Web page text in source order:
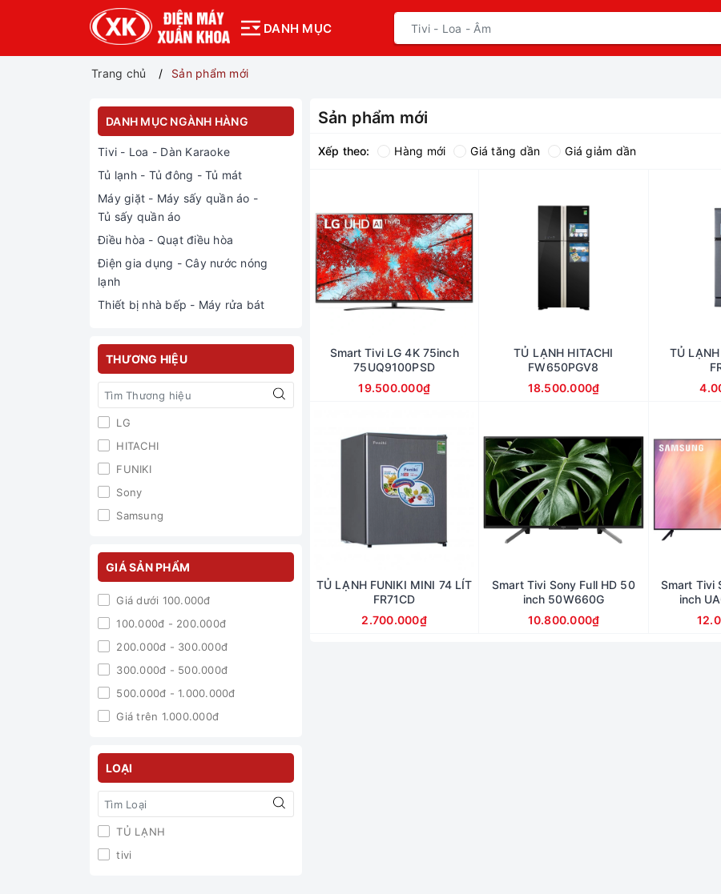
DANH MỤC
Trang chủ Sản phẩm mới
DANH MỤC NGÀNH HÀNG
Tivi - Loa - Dàn Karaoke
Tủ lạnh - Tủ đông - Tủ mát
Máy giặt - Máy sấy quần áo -
Tủ sấy quần áo
Điều hòa - Quạt điều hòa
Điện gia dụng - Cây nước nóng
lạnh
Thiết bị nhà bếp - Máy rửa bát
THƯƠNG HIỆU
LG
HITACHI
FUNIKI
Sony
Samsung
GIÁ SẢN PHẨM
Giá dưới 100.000đ
100.000đ - 200.000đ
200.000đ - 300.000đ
300.000đ - 500.000đ
500.000đ - 1.000.000đ
Giá trên 1.000.000đ
LOẠI
TỦ LẠNH
tivi
Sản phẩm mới
Xếp theo: Hàng mới Giá tăng dần Giá giảm dần
Smart Tivi LG 4K 75inch
75UQ9100PSD
19.500.000₫
TỦ LẠNH HITACHI
FW650PGV8
18.500.000₫
TỦ
TỦ LẠNH FUNIKI MINI 74 LÍT
FR71CD
2.700.000₫
Smart Tivi Sony Full HD 50
inch 50W660G
10.800.000₫
Smart Tivi
inch